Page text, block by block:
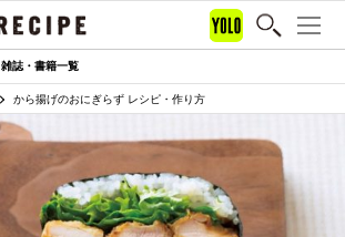
雑誌・書籍一覧
から揚げのおにぎらず レシピ・作り方